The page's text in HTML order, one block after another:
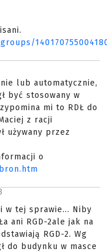
lub automatycznie,
być stosowany w
mi to RDŁ do
z racji
używany przez
o
w tej sprawie... Niby
ani RGD-2ale jak na
RGD-2. Wg
do budynku w masce